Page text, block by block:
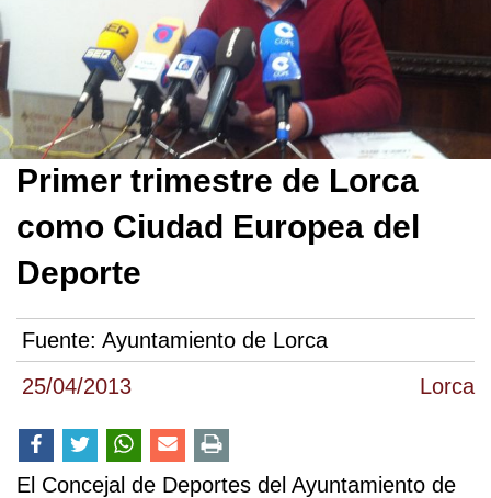
25/04/2013 Lorca
Primer trimestre de Lorca
como Ciudad Europea del
Deporte
Fuente: Ayuntamiento de Lorca
El Concejal de Deportes del Ayuntamiento de